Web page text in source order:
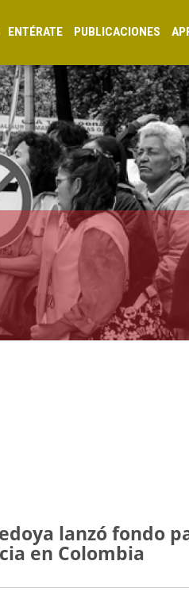
ENTÉRATE PUBLICACIONES
lanzó fondo
en Colombia